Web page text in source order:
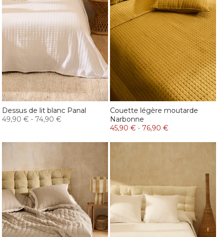
Dessus de lit blanc Panal
49,90 € - 74,90 €
Couette légère moutarde
Narbonne
45,90 € - 76,90 €